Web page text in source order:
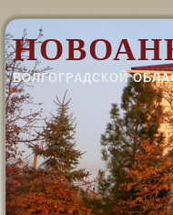
ВОЛГОГРАДСКОЙ